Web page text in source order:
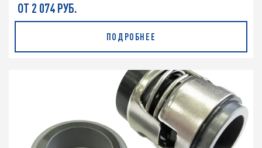
ОТ 2 074 РУБ.
ПОДРОБНЕЕ